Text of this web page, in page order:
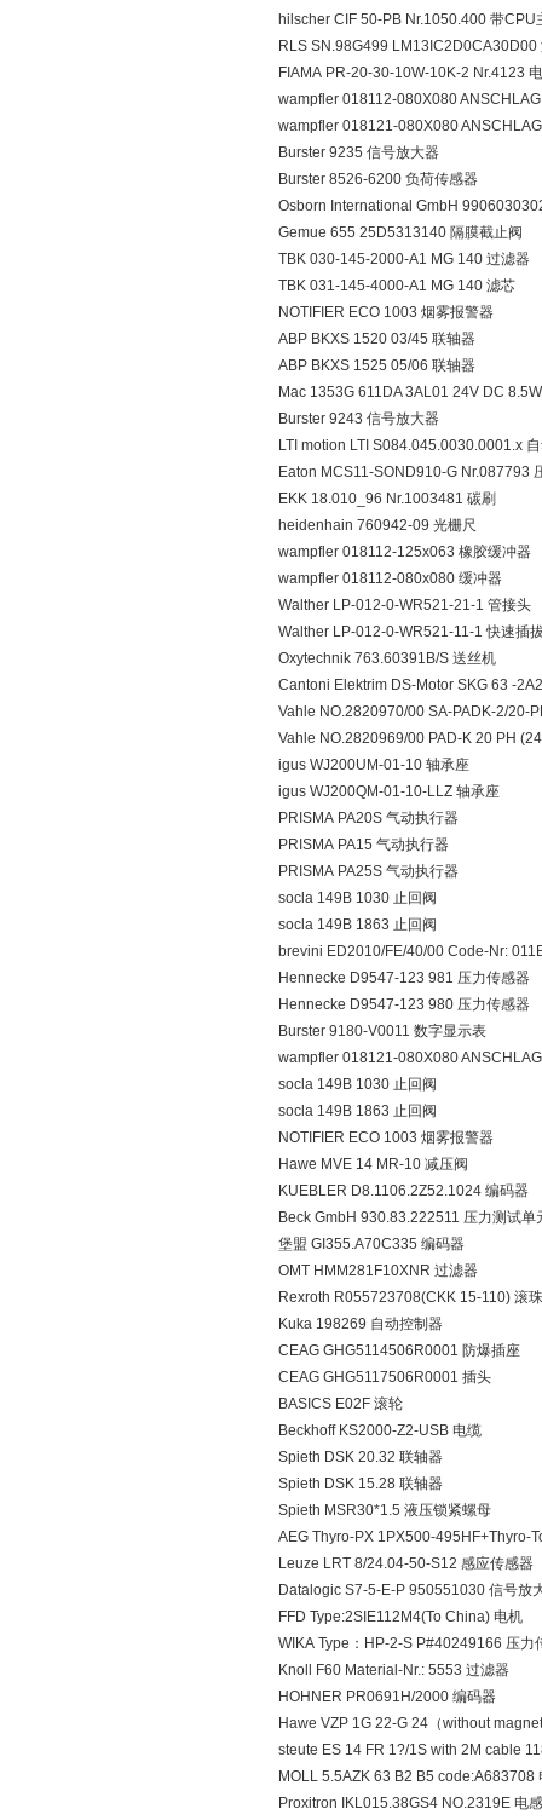
hilscher CIF 50-PB Nr.1050.400 带CPU
RLS SN.98G499 LM13IC2D0CA30D00
FIAMA PR-20-30-10W-10K-2 Nr.4123
wampfler 018112-080X080
wampfler 018121-080X080
Burster 9235 信号放大器
Burster 8526-6200 负荷传感器
Osborn International GmbH
Gemue 655 25D5313140 隔膜截止阀
TBK 030-145-2000-A1 MG 140 过滤器
TBK 031-145-4000-A1 MG 140 滤芯
NOTIFIER ECO 1003 烟雾报警器
ABP BKXS 1520 03/45 联轴器
ABP BKXS 1525 05/06 联轴器
Mac 1353G 611DA 3AL01 24V DC
Burster 9243 信号放大器
LTI motion LTI S084.045.0030.0001.x
Eaton MCS11-SOND910-G Nr.087793
EKK 18.010_96 Nr.1003481 碳刷
heidenhain 760942-09 光栅尺
wampfler 018112-125x063 橡胶缓冲器
wampfler 018112-080x080 缓冲器
Walther LP-012-0-WR521-21-1 管接头
Walther LP-012-0-WR521-11-1 快速插
Oxytechnik 763.60391B/S 送丝机
Cantoni Elektrim DS-Motor SKG 63 -
Vahle NO.2820970/00 SA-PADK-2/20-
Vahle NO.2820969/00 PAD-K 20 PH
igus WJ200UM-01-10 轴承座
igus WJ200QM-01-10-LLZ 轴承座
PRISMA PA20S 气动执行器
PRISMA PA15 气动执行器
PRISMA PA25S 气动执行器
socla 149B 1030 止回阀
socla 149B 1863 止回阀
brevini ED2010/FE/40/00 Code-Nr:
Hennecke D9547-123 981 压力传感器
Hennecke D9547-123 980 压力传感器
Burster 9180-V0011 数字显示表
wampfler 018121-080X080
socla 149B 1030 止回阀
socla 149B 1863 止回阀
NOTIFIER ECO 1003 烟雾报警器
Hawe MVE 14 MR-10 减压阀
KUEBLER D8.1106.2Z52.1024 编码器
Beck GmbH 930.83.222511 压力测试单
堡盟 GI355.A70C335 编码器
OMT HMM281F10XNR 过滤器
Rexroth R055723708(CKK 15-110) 滚
Kuka 198269 自动控制器
CEAG GHG5114506R0001 防爆插座
CEAG GHG5117506R0001 插头
BASICS E02F 滚轮
Beckhoff KS2000-Z2-USB 电缆
Spieth DSK 20.32 联轴器
Spieth DSK 15.28 联轴器
Spieth MSR30*1.5 液压锁紧螺母
AEG Thyro-PX 1PX500-495HF+Thyro-
Leuze LRT 8/24.04-50-S12 感应传感器
Datalogic S7-5-E-P 950551030 信号放
FFD Type:2SIE112M4(To China) 电机
WIKA Type：HP-2-S P#40249166 压力
Knoll F60 Material-Nr.: 5553 过滤器
HOHNER PR0691H/2000 编码器
Hawe VZP 1G 22-G 24（without
steute ES 14 FR 1?/1S with 2M cable
MOLL 5.5AZK 63 B2 B5 code:A683708
Proxitron IKL015.38GS4 NO.2319E 电